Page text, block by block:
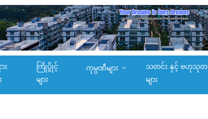
း
ကြိုပွိုင့်
များ
ကုမ္ပဏီများ
သတင်း နှင့် ဗဟုသုတ
များ